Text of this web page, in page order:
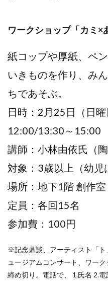
ワークショップ「カミ×
紙コップや厚紙、ペ
いきものを作り、み
ちであそぶ。
日時：2月25日（日
12:00/13:30～15:00
講師：小林由依氏（陶
対象：3歳以上（幼児
場所：地下1階 創作室
定員：各回15名
参加費：100円
※記念鼎談、アーティスト「ト
ュージアムコンサート、ワー
締め切り。電話で、 1.氏名 2.電